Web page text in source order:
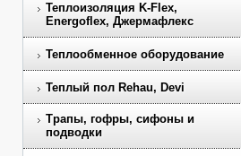
Теплоизоляция K-Flex,
Energoflex, Джермафлекс
Теплообменное оборудование
Теплый пол Rehau, Devi
Трапы, гофры, сифоны и
подводки